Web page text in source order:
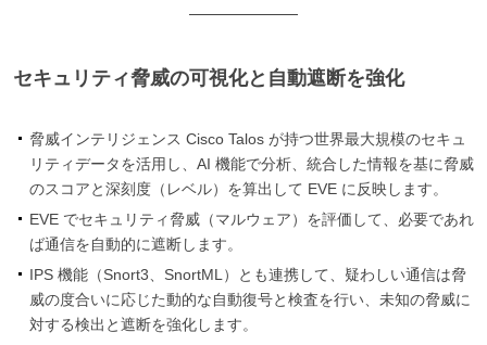
セキュリティ脅威の可視化と自動遮断を強化
脅威インテリジェンス Cisco Talos が持つ世界最大規模のセキュ
リティデータを活用し、AI 機能で分析、統合した情報を基に脅威
のスコアと深刻度（レベル）を算出して EVE に反映します。
EVE でセキュリティ脅威（マルウェア）を評価して、必要であれ
ば通信を自動的に遮断します。
IPS 機能（Snort3、SnortML）とも連携して、疑わしい通信は脅
威の度合いに応じた動的な自動復号と検査を行い、未知の脅威に
対する検出と遮断を強化します。